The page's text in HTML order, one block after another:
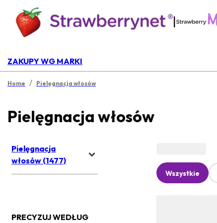
|
ZAKUPY WG MARKI
Home / Pielęgnacja włosów
Pielęgnacja włosów
Pielęgnacja
włosów (1477)
PRECYZUJ WEDŁUG
Wszystkie